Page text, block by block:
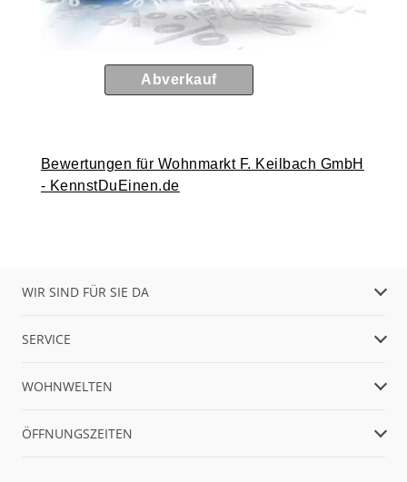
Abverkauf
Bewertungen für Wohnmarkt F. Keilbach GmbH
- KennstDuEinen.de
WIR SIND FÜR SIE DA
SERVICE
WOHNWELTEN
ÖFFNUNGSZEITEN